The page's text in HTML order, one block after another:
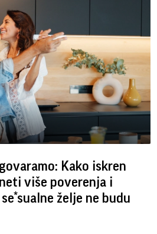
Kako iskren
više poverenja i
želje ne budu